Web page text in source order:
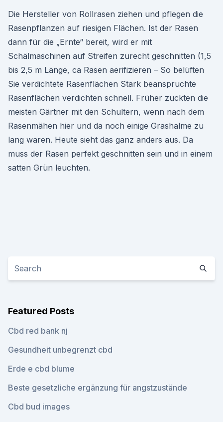
Die Hersteller von Rollrasen ziehen und pflegen die
Rasenpflanzen auf riesigen Flächen. Ist der Rasen
dann für die „Ernte“ bereit, wird er mit
Schälmaschinen auf Streifen zurecht geschnitten (1,5
bis 2,5 m Länge, ca Rasen aerifizieren – So belüften
Sie verdichtete Rasenflächen Stark beanspruchte
Rasenflächen verdichten schnell. Früher zuckten die
meisten Gärtner mit den Schultern, wenn nach dem
Rasenmähen hier und da noch einige Grashalme zu
lang waren. Heute sieht das ganz anders aus. Da
muss der Rasen perfekt geschnitten sein und in einem
satten Grün leuchten.
Featured Posts
Cbd red bank nj
Gesundheit unbegrenzt cbd
Erde e cbd blume
Beste gesetzliche ergänzung für angstzustände
Cbd bud images